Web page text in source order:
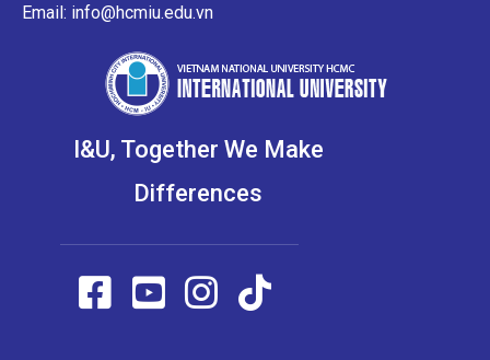
Email: info@hcmiu.edu.vn
I&U, Together We Make
Differences